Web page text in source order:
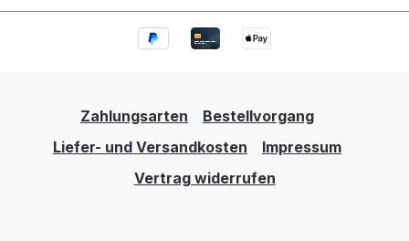
Zahlungsarten
Bestellvorgang
Liefer- und Versandkosten
Impressum
Vertrag widerrufen